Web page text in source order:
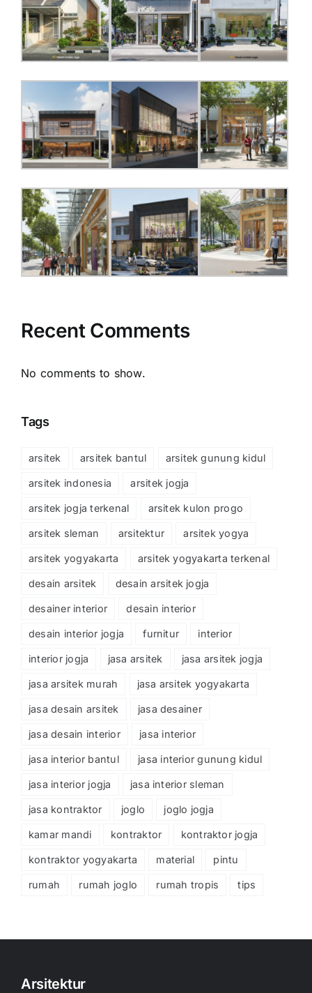
Recent Comments
No comments to show.
Tags
arsitek arsitek bantul arsitek gunung kidul
arsitek indonesia arsitek jogja
arsitek jogja terkenal arsitek kulon progo
arsitek sleman arsitektur arsitek yogya
arsitek yogyakarta arsitek yogyakarta terkenal
desain arsitek desain arsitek jogja
desainer interior desain interior
desain interior jogja furnitur interior
interior jogja jasa arsitek jasa arsitek jogja
jasa arsitek murah jasa arsitek yogyakarta
jasa desain arsitek jasa desainer
jasa desain interior jasa interior
jasa interior bantul jasa interior gunung kidul
jasa interior jogja jasa interior sleman
jasa kontraktor joglo joglo jogja
kamar mandi kontraktor kontraktor jogja
kontraktor yogyakarta material pintu
rumah rumah joglo rumah tropis tips
Arsitektur